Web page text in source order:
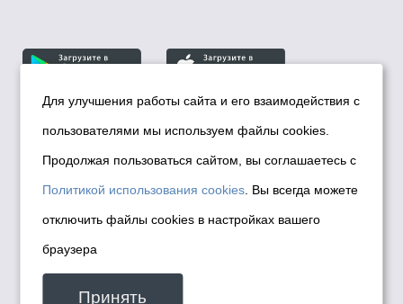
© Департамент информационной политики мэрии
города Новосибирска, 2026
Политика использования Cookies
Политика по обработке персональных
данных в информационных системах
мэрии города Новосибирска
Техническая поддержка сайта -
Для улучшения работы сайта и его взаимодействия с
пользователями мы используем файлы cookies.
Продолжая пользоваться сайтом, вы соглашаетесь с
Политикой использования cookies . Вы всегда можете
отключить файлы cookies в настройках вашего
браузера
Принять